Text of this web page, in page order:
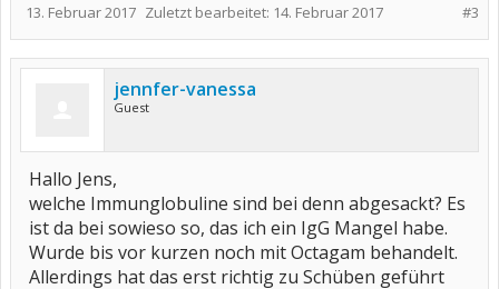
#3
13. Februar 2017 Zuletzt bearbeitet: 14. Februar 2017
jennfer-vanessa
Guest
Hallo Jens,
welche Immunglobuline sind bei denn abgesackt? Es
ist da bei sowieso so, das ich ein IgG Mangel habe.
Wurde bis vor kurzen noch mit Octagam behandelt.
Allerdings hat das erst richtig zu Schüben geführt